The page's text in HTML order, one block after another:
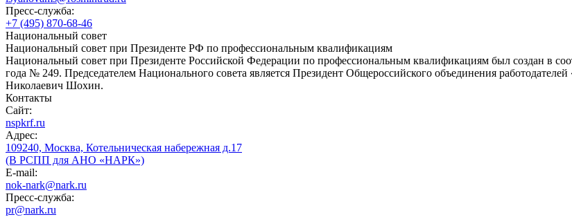
Пресс-служба:
+7 (495) 870-68-46
Национальный совет
Национальный совет при Президенте РФ по профессиональным квалификациям
Национальный совет при Президенте Российской Федерации по профессиональным квалификациям был создан в
года № 249. Председателем Национального совета является Президент Общероссийского объединения
Николаевич Шохин.
Контакты
Сайт:
nspkrf.ru
Адрес:
109240, Москва, Котельническая набережная д.17
(В РСПП для АНО «НАРК»)
E-mail:
nok-nark@nark.ru
Пресс-служба:
pr@nark.ru